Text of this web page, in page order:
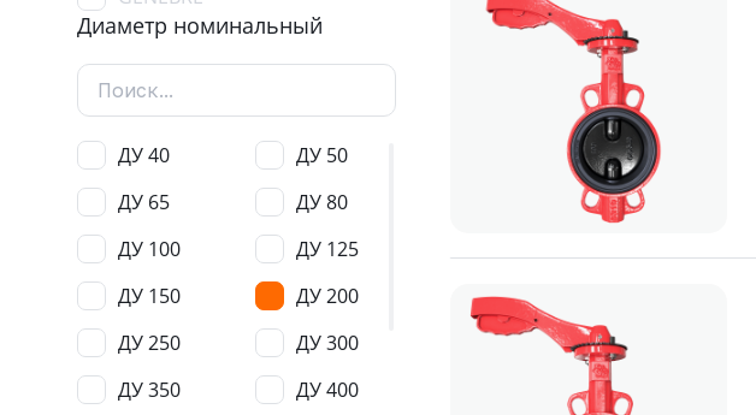
Диаметр номинальный
ДУ 40
ДУ 50
ДУ 65
ДУ 80
ДУ 100
ДУ 125
ДУ 150
ДУ 200
ДУ 250
ДУ 300
ДУ 350
ДУ 400